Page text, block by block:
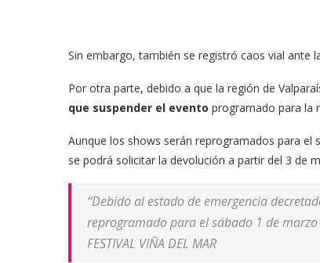
Sin embargo, también se registró caos vial ante
Por otra parte, debido a que la región de
que suspender el evento programado para la
Aunque los shows serán reprogramados para
se podrá solicitar la devolución a partir del 3 de
“Debido al estado de emergencia
reprogramado para el sábado 1 de marzo
FESTIVAL VIÑA DEL MAR